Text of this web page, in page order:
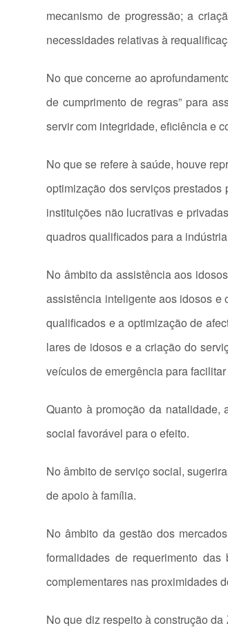
mecanismo de progressão; a
necessidades relativas à
No que concerne ao
de cumprimento de regras” para
servir com integridade, eficiência e
No que se refere à saúde, houve
optimização dos serviços
instituições não lucrativas e
quadros qualificados para a
No âmbito da assistência aos
assistência inteligente aos idosos e
qualificados e a optimização de
lares de idosos e a criação do
veículos de emergência para
Quanto à promoção da natalidade,
social favorável para o efeito.
No âmbito de serviço social,
de apoio à família.
No âmbito da gestão dos
formalidades de requerimento
complementares nas proximidades
No que diz respeito à construção